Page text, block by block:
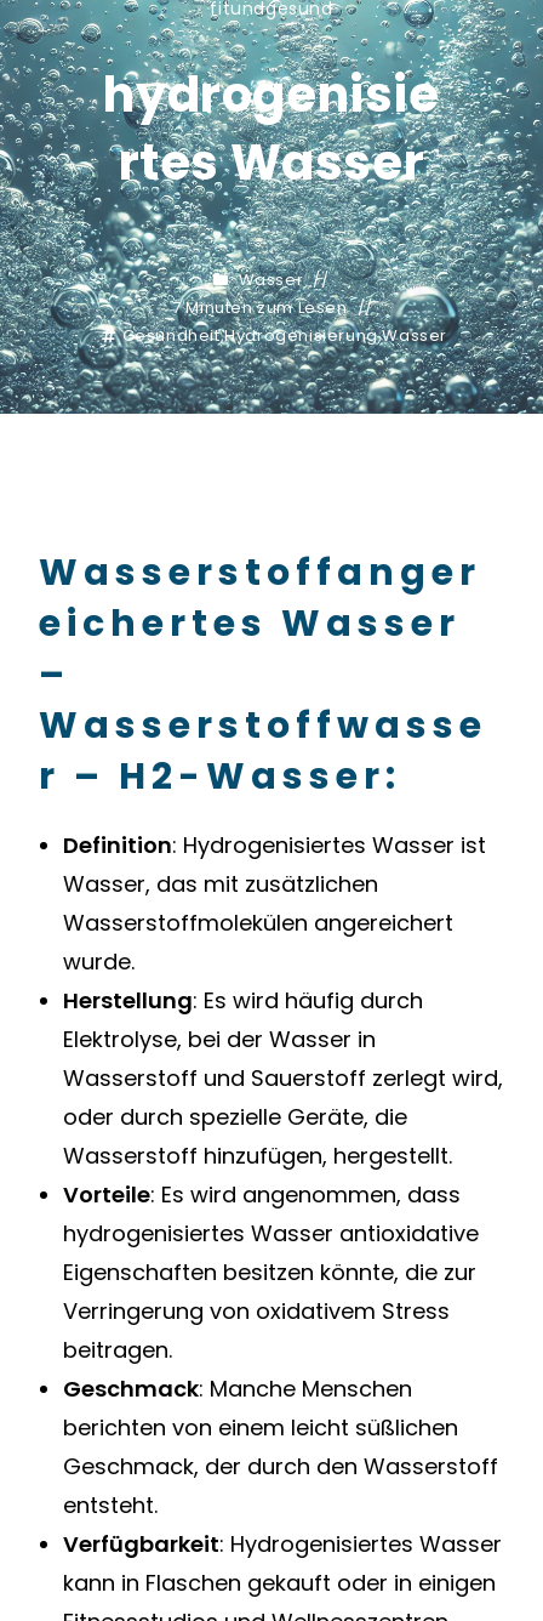
fitundgesund
hydrogenisie
rtes Wasser
Wasser
7 Minuten zum Lesen
Gesundheit,Hydrogenisierung,Wasser
Wasserstoffanger
eichertes Wasser
–
Wasserstoffwasse
r – H2-Wasser:
Definition: Hydrogenisiertes Wasser ist
Wasser, das mit zusätzlichen
Wasserstoffmolekülen angereichert
wurde.
Herstellung: Es wird häufig durch
Elektrolyse, bei der Wasser in
Wasserstoff und Sauerstoff zerlegt wird,
oder durch spezielle Geräte, die
Wasserstoff hinzufügen, hergestellt.
Vorteile: Es wird angenommen, dass
hydrogenisiertes Wasser antioxidative
Eigenschaften besitzen könnte, die zur
Verringerung von oxidativem Stress
beitragen.
Geschmack: Manche Menschen
berichten von einem leicht süßlichen
Geschmack, der durch den Wasserstoff
entsteht.
Verfügbarkeit: Hydrogenisiertes Wasser
kann in Flaschen gekauft oder in einigen